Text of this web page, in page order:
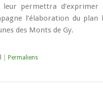
permettra
l’élaboration du plan
des Monts de Gy.
Permaliens